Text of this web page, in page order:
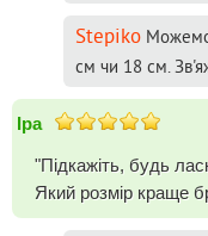
Stepiko Можемо
см чи 18 см.
Іра
"Підкажіть, будь
Який розмір краще